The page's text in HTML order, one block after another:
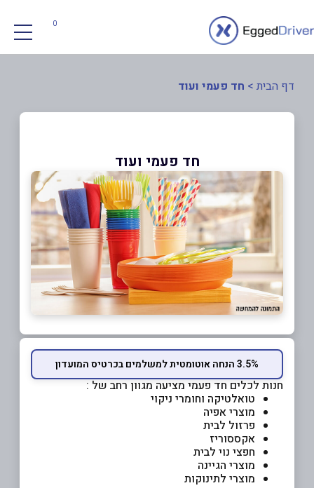
0
דף הבית > חד פעמי ועוד
חד פעמי ועוד
3.5% הנחה אוטומטית למשלמים בכרטיס המועדון
חנות לכלים חד פעמי מציעה מגוון רחב של :
טואלטיקה וחומרי ניקוי
מוצרי אפיה
פרזול לבית
אקססוריז
חפצי נוי לבית
מוצרי הגיינה
מוצרי לתינוקות